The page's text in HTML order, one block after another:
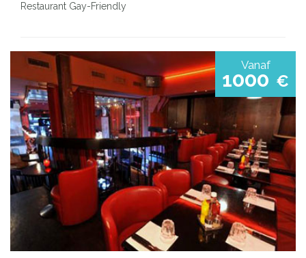
Restaurant Gay-Friendly
Vanaf
1000 €